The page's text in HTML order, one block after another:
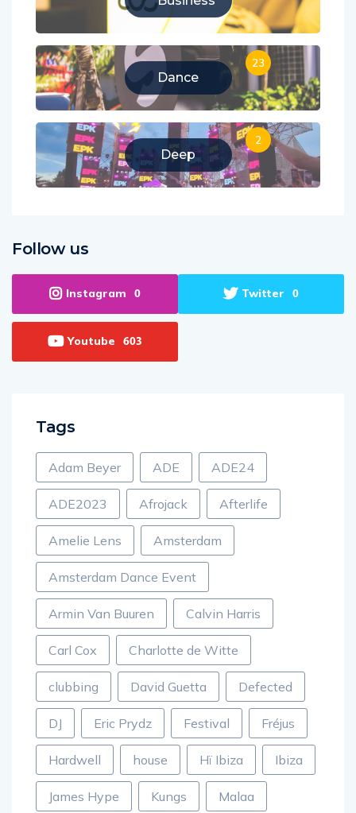
Dance
23
Deep
2
Follow us
Instagram 0 Twitter 0
Youtube 603
Tags
Adam Beyer ADE ADE24
ADE2023 Afrojack Afterlife
Amelie Lens Amsterdam
Amsterdam Dance Event
Armin Van Buuren Calvin Harris
Carl Cox Charlotte de Witte
clubbing David Guetta Defected
DJ Eric Prydz Festival Fréjus
Hardwell house Hï Ibiza Ibiza
James Hype Kungs Malaa